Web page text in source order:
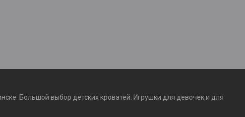
Большой выбор детских кроватей. Игрушки для девочек и для